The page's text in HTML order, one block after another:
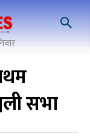
सभा